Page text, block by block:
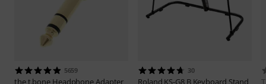
5659
the t.bone Headphone Adapter
30
Roland KS-G8 B Keyboard Stand